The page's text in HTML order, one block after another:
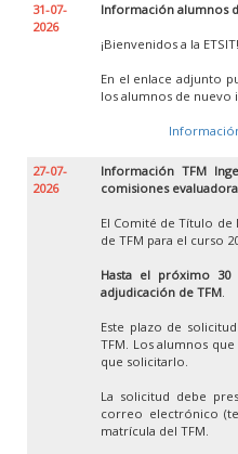
31-07-
2026
Información alumnos
¡Bienvenidos a la ETSIT!
En el enlace adjunto
los alumnos de nuevo
27-07-
2026
Información TFM
comisiones
El Comité de Título
de TFM para el curso
Hasta el próximo
adjudicación de TFM.
Este plazo de
TFM. Los alumnos
que solicitarlo.
La solicitud debe
correo electrónico
matrícula del TFM.